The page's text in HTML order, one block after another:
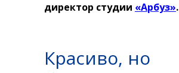
директор студии «Арбуз».
Красиво, но